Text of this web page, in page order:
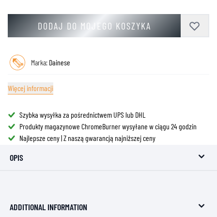
DODAJ DO MOJEGO KOSZYKA
Marka: Dainese
Więcej informacji
Szybka wysyłka za pośrednictwem UPS lub DHL
Produkty magazynowe ChromeBurner wysyłane w ciągu 24 godzin
Najlepsze ceny | Z naszą gwarancją najniższej ceny
OPIS
ADDITIONAL INFORMATION